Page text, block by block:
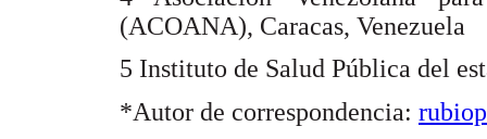
(ACOANA), Caracas, Venezuela
5 Instituto de Salud Pública del
*Autor de correspondencia: